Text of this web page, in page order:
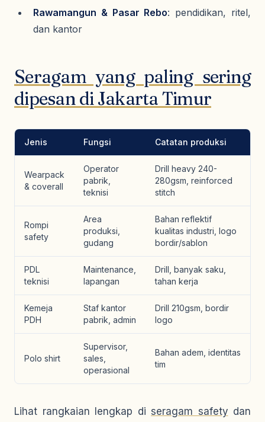
Rawamangun & Pasar Rebo: pendidikan, ritel,
dan kantor
Seragam yang paling sering
dipesan di Jakarta Timur
Jenis Fungsi Catatan produksi
Wearpack
& coverall
Operator
pabrik,
teknisi
Drill heavy 240-
280gsm, reinforced
stitch
Rompi
safety
Area
produksi,
gudang
Bahan reflektif
kualitas industri, logo
bordir/sablon
PDL
teknisi
Maintenance,
lapangan
Drill, banyak saku,
tahan kerja
Kemeja
PDH
Staf kantor
pabrik, admin
Drill 210gsm, bordir
logo
Polo shirt
Supervisor,
sales,
operasional
Bahan adem, identitas
tim
Lihat rangkaian lengkap di seragam safety dan